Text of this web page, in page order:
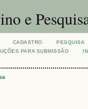
e
CADASTRO
PESQUISA
PARA SUBMISSÃO